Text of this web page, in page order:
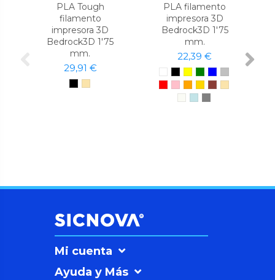
PLA Tough
filamento
impresora 3D
Bedrock3D 1'75
mm.
29,91 €
PLA filamento
impresora 3D
Bedrock3D 1'75
mm.
22,39 €
Mi cuenta
Ayuda y Más